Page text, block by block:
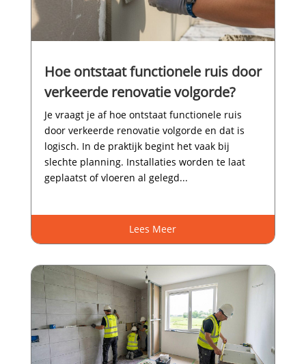
Hoe ontstaat functionele ruis door
verkeerde renovatie volgorde?
Je vraagt je af hoe ontstaat functionele ruis
door verkeerde renovatie volgorde en dat is
logisch.​ In de praktijk begint het vaak bij
slechte planning.​ Installaties worden te laat
geplaatst of vloeren al gelegd...
Lees Meer